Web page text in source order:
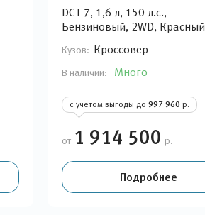
DCT 7, 1,6 л, 150 л.с.,
Бензиновый, 2WD, Красный
Кузов: Кроссовер
В наличии: Много
с учетом выгоды до 997 960 р.
от 1 914 500 р.
Подробнее